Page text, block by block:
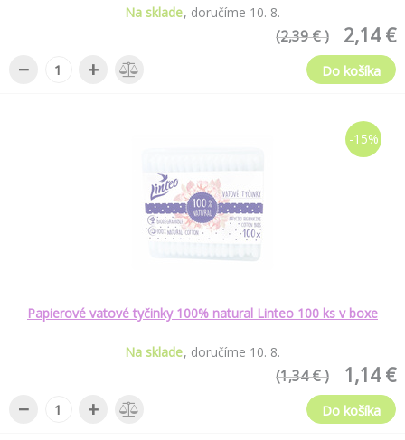
Na sklade doručíme 10. 8.
2,14 €
(2,39 € )
− + Do košíka
-15%
Papierové vatové tyčinky 100% natural Linteo 100 ks v boxe
Na sklade doručíme 10. 8.
1,14 €
(1,34 € )
− + Do košíka